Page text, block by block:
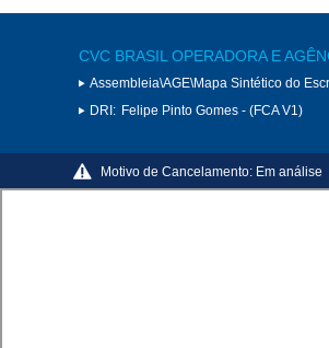
CVC BRASIL OPERADORA E
Assembleia\AGE\Mapa Sintético do
DRI: Felipe Pinto Gomes - (FCA V1)
Motivo de Cancelamento: Em análise